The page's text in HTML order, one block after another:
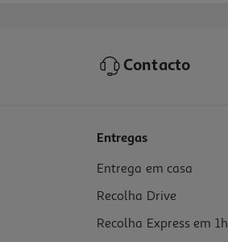
Lite Preto 1 Usb-C
Contacto
Entregas
Entrega em casa
Recolha Drive
Recolha Express em 1h